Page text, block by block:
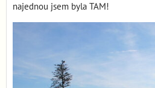
najednou jsem byla TAM!